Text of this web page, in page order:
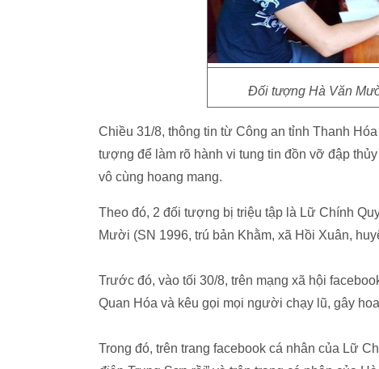
Đối tượng Hà Văn
Chiều 31/8, thông tin từ Công an tỉnh Thanh
tượng để làm rõ hành vi tung tin đồn vỡ đập
vô cùng hoang mang.
Theo đó, 2 đối tượng bị triệu tập là Lữ Chính
Mười (SN 1996, trú bản Khằm, xã Hồi Xuân,
Trước đó, vào tối 30/8, trên mạng xã hội
Quan Hóa và kêu gọi mọi người chạy lũ, gây
Trong đó, trên trang facebook cá nhân của Lữ